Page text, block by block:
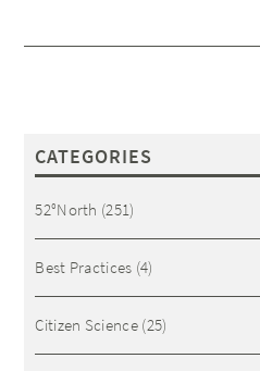
CATEGORIES
52°North (251)
Best Practices (4)
Citizen Science(25)